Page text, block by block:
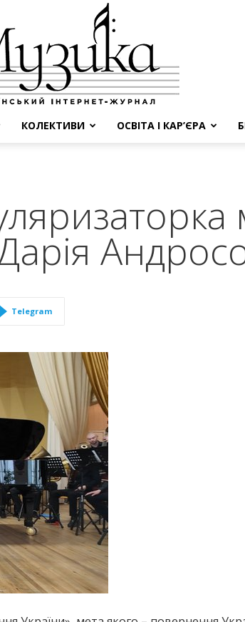
КОЛЕКТИВИ ОСВІТА І КАР’ЄРА
Telegram